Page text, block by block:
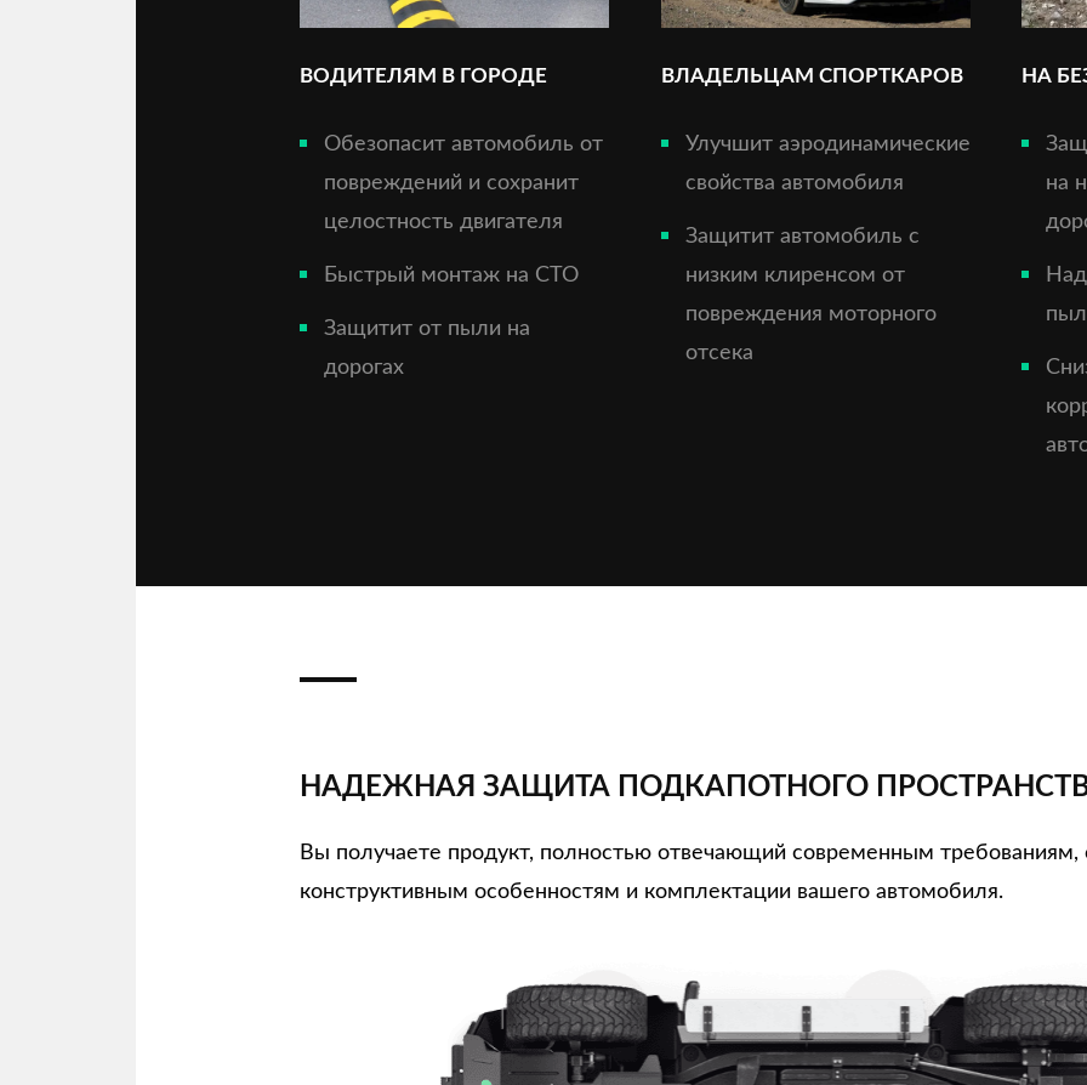
ВОДИТЕЛЯМ В ГОРОДЕ
Обезопасит автомобиль от
повреждений и сохранит
целостность двигателя
Быстрый монтаж на СТО
Защитит от пыли на
дорогах
ВЛАДЕЛЬЦАМ СПОРТКАРОВ
Улучшит аэродинамические
свойства автомобиля
Защитит автомобиль с
низким клиренсом от
повреждения моторного
отсека
НА
на
НАДЕЖНАЯ ЗАЩИТА ПОДКАПОТНОГО
Вы получаете продукт, полностью отвечающий современным требованиям,
конструктивным особенностям и комплектации вашего автомобиля.